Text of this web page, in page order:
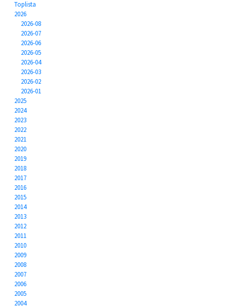
Toplista
2026
2026-08
2026-07
2026-06
2026-05
2026-04
2026-03
2026-02
2026-01
2025
2024
2023
2022
2021
2020
2019
2018
2017
2016
2015
2014
2013
2012
2011
2010
2009
2008
2007
2006
2005
2004